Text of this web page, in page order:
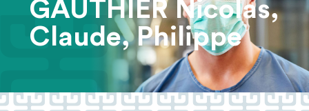
GAUTHIER Nicolas,
Claude, Philippe